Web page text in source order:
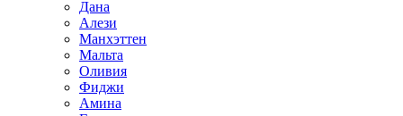
Дана
Алези
Манхэттен
Мальта
Оливия
Фиджи
Амина